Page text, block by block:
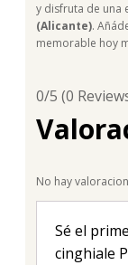
y disfruta de una
(Alicante).
memorable hoy
0/5 (0
No hay
Sé el
cinghiale